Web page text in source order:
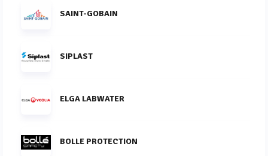
SAINT-GOBAIN
SIPLAST
ELGA LABWATER
BOLLE PROTECTION